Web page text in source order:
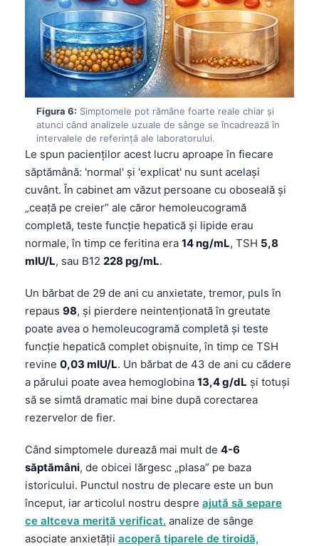
Figura 6: Simptomele pot rămâne foarte reale chiar și
atunci când analizele uzuale de sânge se încadrează în
intervalele de referință ale laboratorului.
Le spun pacienților acest lucru aproape în fiecare
săptămână: 'normal' și 'explicat' nu sunt același
cuvânt. În cabinet am văzut persoane cu oboseală și
„ceață pe creier” ale căror hemoleucogramă
completă, teste funcție hepatică și lipide erau
normale, în timp ce feritina era 14 ng/mL, TSH 5,8
mIU/L, sau B12 228 pg/mL.
Un bărbat de 29 de ani cu anxietate, tremor, puls în
repaus 98, și pierdere neintenționată în greutate
poate avea o hemoleucogramă completă și teste
funcție hepatică complet obișnuite, în timp ce TSH
revine 0,03 mIU/L. Un bărbat de 43 de ani cu cădere
a părului poate avea hemoglobina 13,4 g/dL și totuși
să se simtă dramatic mai bine după corectarea
rezervelor de fier.
Când simptomele durează mai mult de 4-6
săptămâni, de obicei lărgesc „plasa” pe baza
istoricului. Punctul nostru de plecare este un bun
început, iar articolul nostru despre ajută să separe
ce altceva merită verificat. analize de sânge
asociate anxietății acoperă tiparele de tiroidă,
كوردی‎
پښتو
سنڌي
සිංහල
Galego
Latviešu valoda
Македонски јазик
Euskara
Gàidhlig
Occitan
العربية المغربية
Afrikaans
Монгол
ພາສາລາວ
Basa Jawa
Cebuano
ئۇيغۇرچە
Кыргызча
Татар теле
Беларуская мова
Esperanto
Frysk